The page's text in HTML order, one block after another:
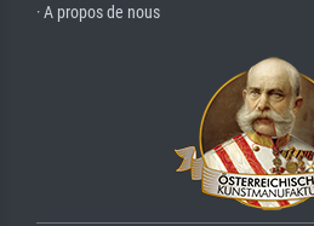
· A propos de nous